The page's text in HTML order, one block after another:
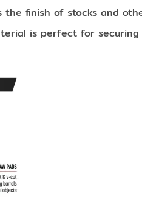
finish of stocks and
is perfect for